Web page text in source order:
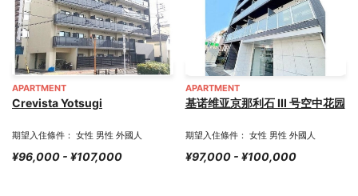
APARTMENT
Crevista Yotsugi
期望入住條件： 女性 男性 外國人
¥96,000 - ¥107,000
APARTMENT
基诺维亚京那利石 III 号空中花园
期望入住條件： 女性 男性 外國人
¥97,000 - ¥100,000